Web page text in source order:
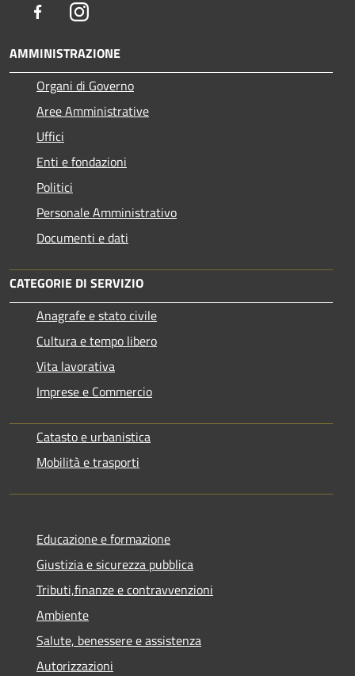
FacebookInstagram
AMMINISTRAZIONE
Organi di Governo
Aree Amministrative
Uffici
Enti e fondazioni
Politici
Personale Amministrativo
Documenti e dati
CATEGORIE DI SERVIZIO
Anagrafe e stato civile
Cultura e tempo libero
Vita lavorativa
Imprese e Commercio
Catasto e urbanistica
Mobilità e trasporti
Educazione e formazione
Giustizia e sicurezza pubblica
Tributi,finanze e contravvenzioni
Ambiente
Salute, benessere e assistenza
Autorizzazioni